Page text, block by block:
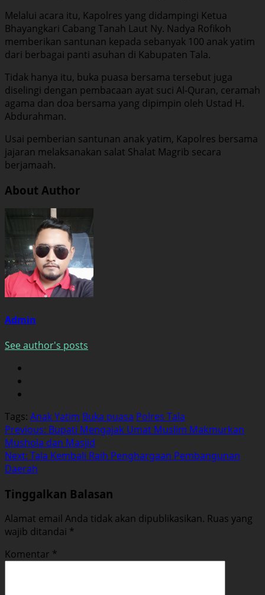
Melalui acara itu, Kapolres yang didampingi Ketua
Bhayangkari Cabang Tanah Laut Ny. Nadya Rofikoh
memberikan santunan kepada sebanyak 100 anak yatim
dari berbagai panti asuhan di Kabupaten Tala.
Tidak hanya itu, buka puasa bersama tersebut juga
diselingi dengan pembacaan ayat suci Al-Quran, ceramah
agama dan doa bersama yang dipimpin oleh Ustad H.
Abdurahman.
Usai pemberian santunan anak yatim, Kapolres bersama
jajaran melaksanakan salat Shalat Magrib secara
berjamaah.
About Author
Admin
See author's posts
Tags: Anak Yatim Buka puasa Polres Tala
Post
navigation
Previous: Bupati Mengajak Umat Muslim Makmurkan
Mushola dan Masjid
Next: Tala Kembali Raih Penghargaan Pembangunan
Daerah
Tinggalkan Balasan
Alamat email Anda tidak akan dipublikasikan. Ruas yang
wajib ditandai *
Komentar *